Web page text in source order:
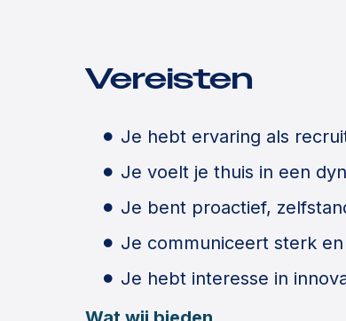
Vereisten
Je hebt ervaring als
Je voelt je thuis in een
Je bent proactief,
Je communiceert sterk
Je hebt interesse in